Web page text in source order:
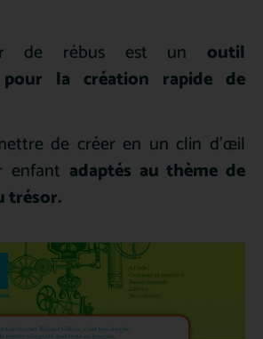
de rébus est un outil
pour la création rapide de
de créer en un clin d’œil
enfant adaptés au thème de
trésor.